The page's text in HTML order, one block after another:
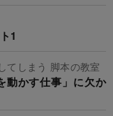
1
てしまう 脚本の教室
動かす仕事」に欠か